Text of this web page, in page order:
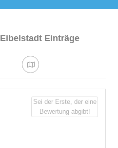
Eibelstadt Einträge
Sei der Erste, der eine
Bewertung abgibt!